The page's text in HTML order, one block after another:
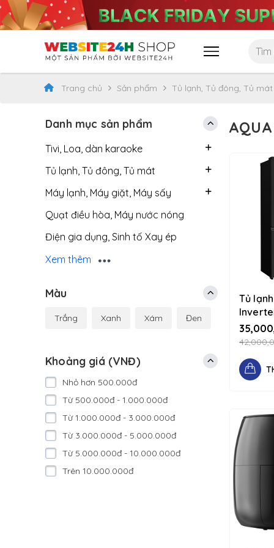
Trang chủ Sản phẩm Tủ lạnh, Tủ đông, Tủ mát
Danh mục sản phẩm
Tivi, Loa, dàn karaoke
Tủ lạnh, Tủ đông, Tủ mát
Máy lạnh, Máy giặt, Máy sấy
Quạt điều hòa, Máy nước nóng
Điện gia dụng, Sinh tố Xay ép
Bếp điện, Nồi cơm, Đồ bếp
Đồ nghề - dụng cụ sửa chữa
Phụ kiện, Camera, Đồng hồ
Xem thêm
Màu
Trắng Xanh Xám Đen
Khoảng giá (VNĐ)
Nhỏ hơn 500.000đ
Từ 500.000đ - 1.000.000đ
Từ 1.000.000đ - 3.000.000đ
Từ 3.000.000đ - 5.000.000đ
Từ 5.000.000đ - 10.000.000đ
Trên 10.000.000đ
AQUA
Tủ
1234